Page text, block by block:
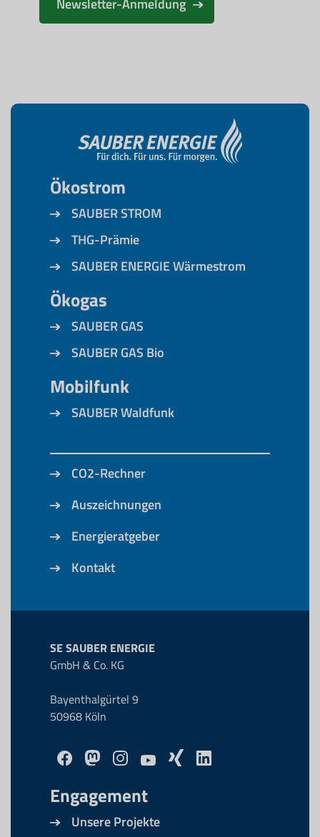
Newsletter-Anmeldung
Ökostrom
SAUBER STROM
THG-Prämie
SAUBER ENERGIE Wärmestrom
Ökogas
SAUBER GAS
SAUBER GAS Bio
Mobilfunk
SAUBER Waldfunk
CO2-Rechner
Auszeichnungen
Energieratgeber
Kontakt
SE SAUBER ENERGIE
GmbH & Co. KG
Bayenthalgürtel 9
50968 Köln
Engagement
Unsere Projekte